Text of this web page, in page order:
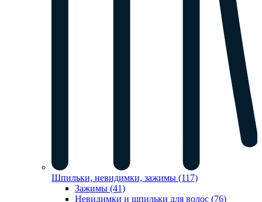
Шпильки, невидимки, зажимы (117)
Зажимы (41)
Невидимки и шпильки для волос (76)